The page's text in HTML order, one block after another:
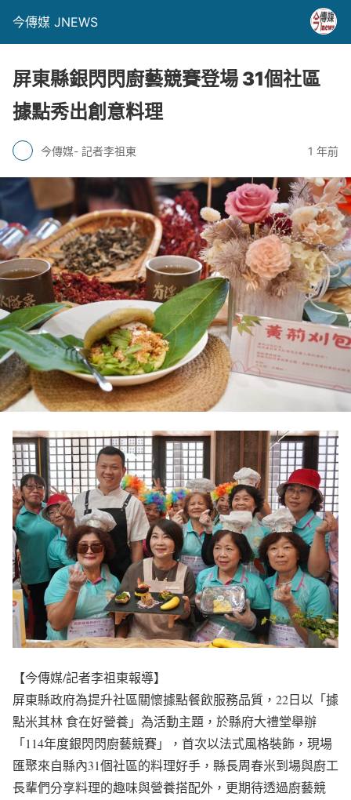
今傳媒 JNEWS
屏東縣銀閃閃廚藝競賽登場 31個社區
據點秀出創意料理
今傳媒- 記者李祖東 1 年前
【今傳媒/記者李祖東報導】
屏東縣政府為提升社區關懷據點餐飲服務品質，22日以「據
點米其林 食在好營養」為活動主題，於縣府大禮堂舉辦
「114年度銀閃閃廚藝競賽」，首次以法式風格裝飾，現場
匯聚來自縣內31個社區的料理好手，縣長周春米到場與廚工
長輩們分享料理的趣味與營養搭配外，更期待透過廚藝競